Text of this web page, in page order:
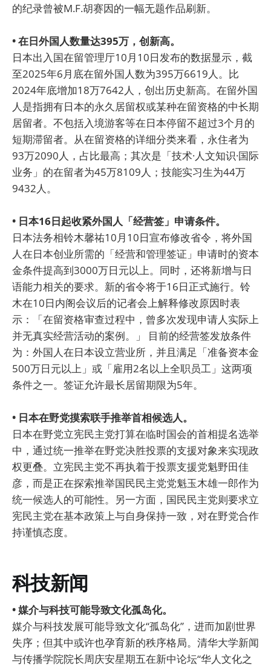
的纪录曾被M.F.胡赛因的一幅无题作品刷新。
• 在日外国人数量达395万，创新高。
日本出入国在留管理厅10月10日发布的数据显示，截
至2025年6月底在留外国人数为395万6619人。比
2024年底增加18万7642人，创出历史新高。在留外国
人是指拥有日本的永久居留权或某种在留资格的中长期
居留者。不包括入境游客等在日本停留不超过3个月的
短期滞留者。从在留资格的详细分类来看，永住者为
93万2090人，占比最高；其次是「技术·人文知识·国际
业务」的在留者为45万8109人；技能实习生为44万
9432人。
• 日本16日起收紧外国人「经营签」申请条件。
日本法务相铃木馨祐10月10日宣布修改省令，将外国
人在日本创业所需的「经营和管理签证」申请时的资本
金条件提高到3000万日元以上。同时，还将新增与日
语能力相关的要求。新的省令将于16日正式施行。铃
木在10日内阁会议后的记者会上解释修改原因时表
示：「在留资格审查过程中，曾多次发现申请人实际上
并无真实经营活动的案例。」 目前的经营签发放条件
为：外国人在日本设立营业所，并且满足「准备资本金
500万日元以上」或「雇用2名以上全职员工」这两项
条件之一。签证允许最长居留期限为5年。
• 日本在野党摸索联手推举首相候选人。
日本在野党立宪民主党打算在临时国会的首相提名选举
中，通过统一推举在野党决胜投票的支援对象来实现政
权更叠。立宪民主党不再执着于投票支援党魁野田佳
彦，而是正在探索推举国民民主党党魁玉木雄一郎作为
统一候选人的可能性。另一方面，国民民主党则要求立
宪民主党在基本政策上与自身保持一致，对在野党合作
持谨慎态度。
科技新闻
• 媒介与科技可能导致文化孤岛化。
媒介与科技发展可能导致文化“孤岛化”，进而加剧世界
失序；但其中或许也孕育新的秩序格局。清华大学新闻
与传播学院院长周庆安星期五在新中论坛“华人文化之